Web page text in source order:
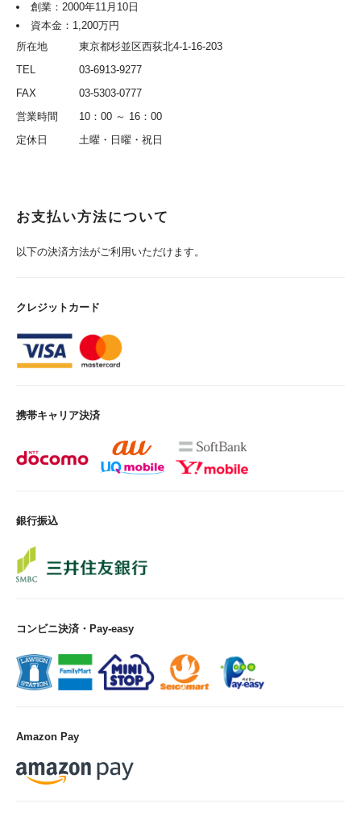
創業：2000年11月10日
資本金：1,200万円
所在地
東京都杉並区西荻北4-1-16-203
TEL
03-6913-9277
FAX
03-5303-0777
営業時間
10：00 ～ 16：00
定休日
土曜・日曜・祝日
お支払い方法について
以下の決済方法がご利用いただけます。
クレジットカード
携帯キャリア決済
銀行振込
コンビニ決済・Pay-easy
Amazon Pay